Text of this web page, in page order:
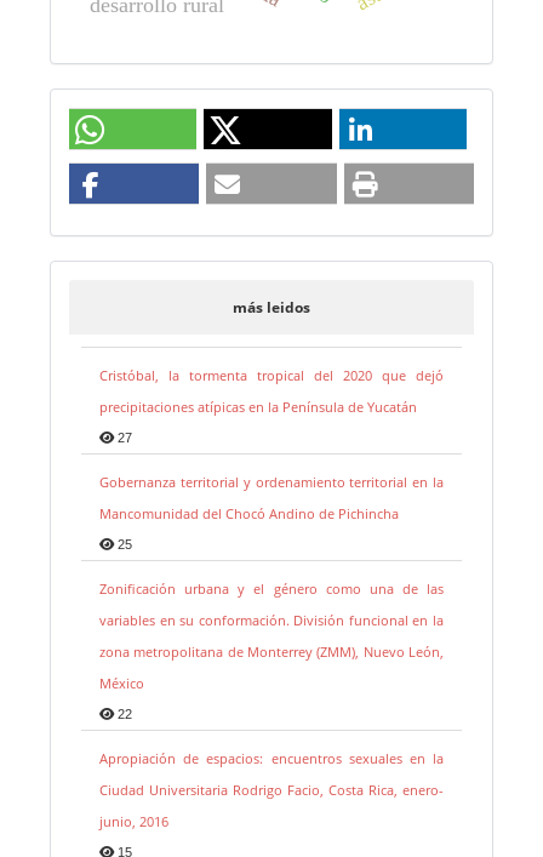
desarrollo rural
más leidos
Cristóbal, la tormenta tropical del 2020 que dejó
precipitaciones atípicas en la Península de Yucatán
27
Gobernanza territorial y ordenamiento territorial en la
Mancomunidad del Chocó Andino de Pichincha
25
Zonificación urbana y el género como una de las
variables en su conformación. División funcional en la
zona metropolitana de Monterrey (ZMM), Nuevo León,
México
22
Apropiación de espacios: encuentros sexuales en la
Ciudad Universitaria Rodrigo Facio, Costa Rica, enero-
junio, 2016
15